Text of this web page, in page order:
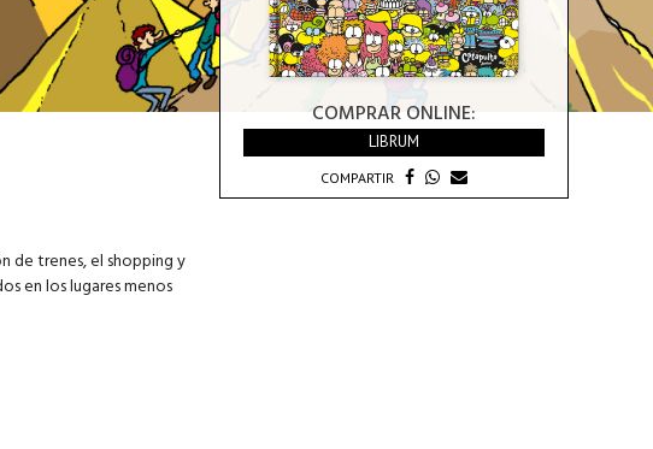
COMPRAR ONLINE:
LIBRUM
COMPARTIR
de trenes, el shopping y
en los lugares menos